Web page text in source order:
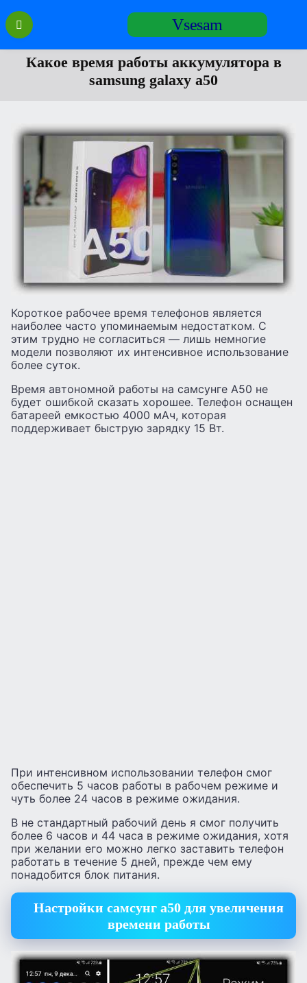
Перейти
содержанию
Vsesam
Какое время работы аккумулятора в
samsung galaxy a50
Короткое рабочее время телефонов является
наиболее часто упоминаемым недостатком. С
этим трудно не согласиться — лишь немногие
модели позволяют их интенсивное использование
более суток.
Время автономной работы на самсунге A50 не
будет ошибкой сказать хорошее. Телефон оснащен
батареей емкостью 4000 мАч, которая
поддерживает быструю зарядку 15 Вт.
При интенсивном использовании телефон смог
обеспечить 5 часов работы в рабочем режиме и
чуть более 24 часов в режиме ожидания.
В не стандартный рабочий день я смог получить
более 6 часов и 44 часа в режиме ожидания, хотя
при желании его можно легко заставить телефон
работать в течение 5 дней, прежде чем ему
понадобится блок питания.
Настройки самсунг а50 для увеличения
времени работы